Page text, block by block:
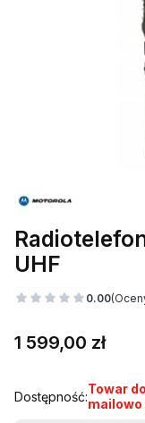
UHF
0.00
Cena
1 599,00 zł
Dostępność:Towar